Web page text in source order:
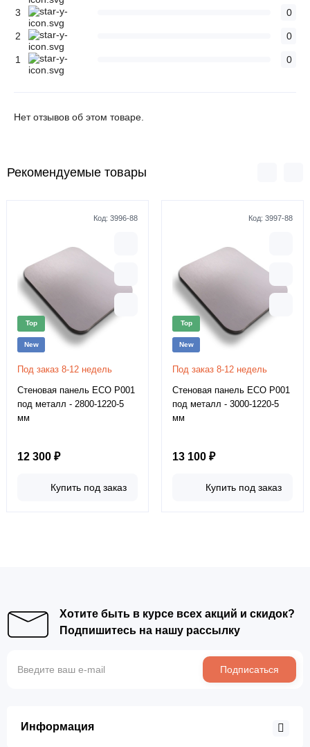
3 0
2 0
1 0
Нет отзывов об этом товаре.
Рекомендуемые товары
Код: 3996-88
Top
New
Под заказ 8-12 недель
Стеновая панель ECO P001
под металл - 2800-1220-5
мм
12 300 ₽
Купить под заказ
Код: 3997-88
Top
New
Под заказ 8-12 недель
Стеновая панель ECO P001
под металл - 3000-1220-5
мм
13 100 ₽
Купить под заказ
Хотите быть в курсе всех акций и скидок?
Подпишитесь на нашу рассылку
Подписаться
Информация